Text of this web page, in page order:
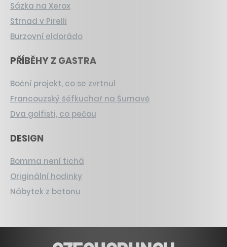
Sázka na Xerox
Strnad v Pirelli
Burzovní eldorádo
PŘÍBĚHY Z GASTRA
Boční projekt, co se zvrtnul
Francouzský šéfkuchař na Šumavě
Dva golfisti, co pečou
DESIGN
Bomma není tichá
Originální hodinky
Nábytek z betonu